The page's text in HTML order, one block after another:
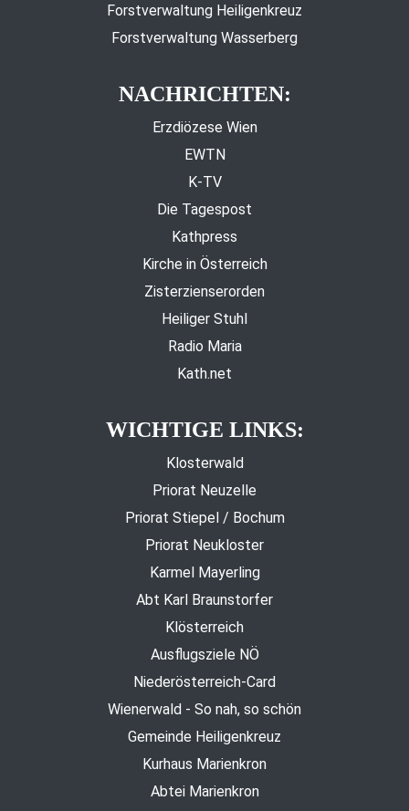
Forstverwaltung Heiligenkreuz
Forstverwaltung Wasserberg
NACHRICHTEN:
Erzdiözese Wien
EWTN
K-TV
Die Tagespost
Kathpress
Kirche in Österreich
Zisterzienserorden
Heiliger Stuhl
Radio Maria
Kath.net
WICHTIGE LINKS:
Klosterwald
Priorat Neuzelle
Priorat Stiepel / Bochum
Priorat Neukloster
Karmel Mayerling
Abt Karl Braunstorfer
Klösterreich
Ausflugsziele NÖ
Niederösterreich-Card
Wienerwald - So nah, so schön
Gemeinde Heiligenkreuz
Kurhaus Marienkron
Abtei Marienkron